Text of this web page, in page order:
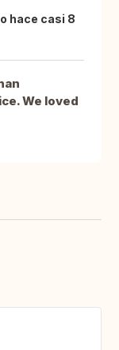
hace casi 8
We loved